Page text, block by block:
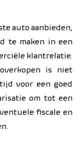
auto aanbieden,
te maken in een
klantrelatie.
is niet
voor een goed
om tot een
fiscale en